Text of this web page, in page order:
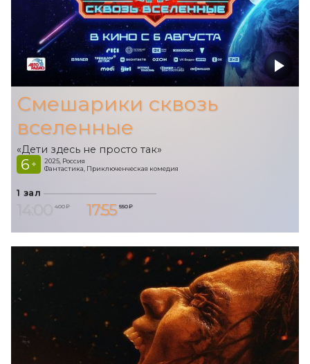
Смешарики сквозь
вселенные
«Дети здесь не просто так»
6 +
2025, Россия
Фантастика, Приключенческая комедия
1 зал
400 ₽ 17:55 550 ₽